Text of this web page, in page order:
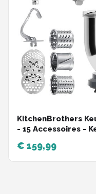
KitchenBrothers
- 15 Accessoires -
Keukenmixer -
€ 159,99